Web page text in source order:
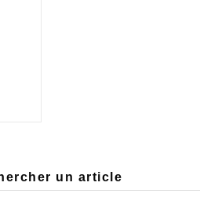
un article